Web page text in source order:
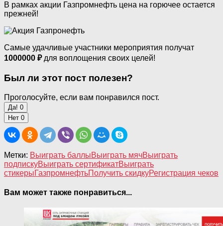
В рамках акции Газпромнефть цена на горючее остается
прежней!
Самые удачливые участники мероприятия получат
1000000 ₽для воплощения своих целей!
Был ли этот пост полезен?
Проголосуйте, если вам понравился пост.
Да! 0
Нет 0
Метки: Выиграть баллыВыиграть мячВыиграть
подпискуВыиграть сертификатВыиграть
стикерыГазпромнефтьПолучить скидкуРегистрация чеков
Вам может также понравиться...